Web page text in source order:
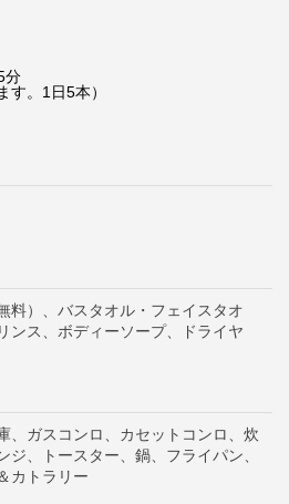
分
す。1日5本）
料）、バスタオル・フェイスタオ
ンス、ボディーソープ、ドライヤ
、ガスコンロ、カセットコンロ、炊
、トースター、鍋、フライパン、
カトラリー